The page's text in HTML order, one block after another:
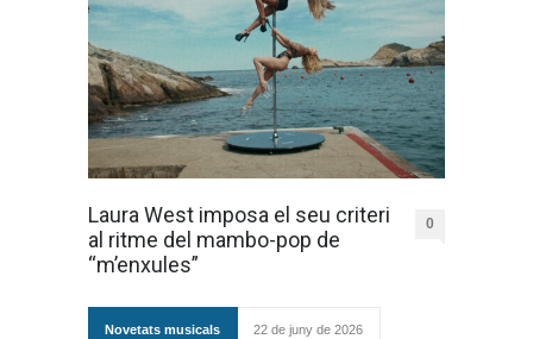
Laura West imposa el seu criteri
al ritme del mambo-pop de
“m’enxules”
0
Novetats musicals 22 de juny de 2026